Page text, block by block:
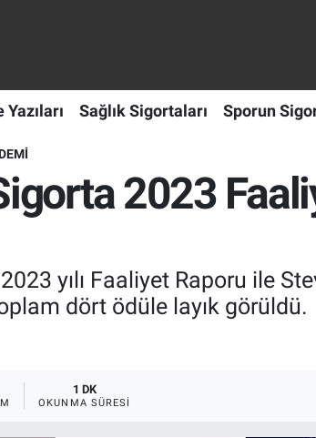
Yazıları Sağlık Sigortaları Sporun
2023
yılı Faaliyet Raporu ile
dört ödüle layık görüldü.
1 DK
OKUNMA SÜRESI